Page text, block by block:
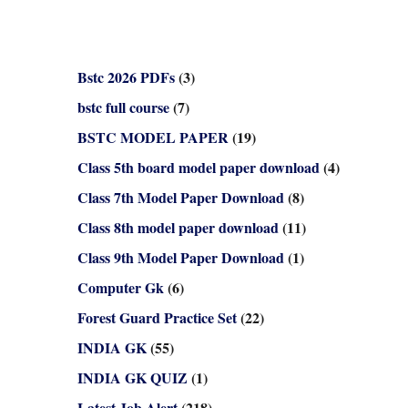
Bstc 2026 PDFs(3)
bstc full course(7)
BSTC MODEL PAPER(19)
Class 5th board model paper download(4)
Class 7th Model Paper Download(8)
Class 8th model paper download(11)
Class 9th Model Paper Download(1)
Computer Gk(6)
Forest Guard Practice Set(22)
INDIA GK(55)
INDIA GK QUIZ (1)